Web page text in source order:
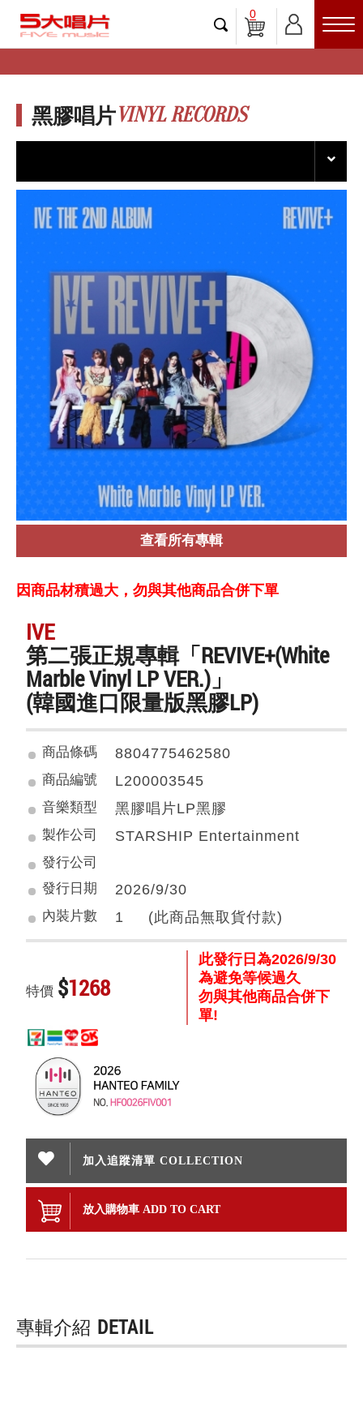
0
黑膠唱片VINYL RECORDS
查看所有專輯
因商品材積過大，勿與其他商品合併下單
IVE
第二張正規專輯「REVIVE+(White
Marble Vinyl LP VER.)」
(韓國進口限量版黑膠LP)
商品條碼 8804775462580
商品編號 L200003545
音樂類型 黑膠唱片LP黑膠
製作公司 STARSHIP Entertainment
發行公司
發行日期
2026/9/30
內裝片數 1 (此商品無取貨付款)
特價 $1268
此發行日為2026/9/30
為避免等候過久
勿與其他商品合併下
單!
加入追蹤清單 COLLECTION
放入購物車 ADD TO CART
專輯介紹 DETAIL